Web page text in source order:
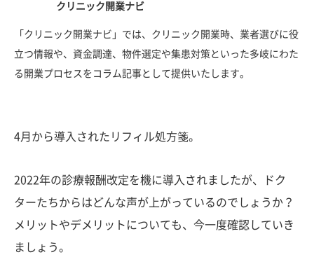
クリニック開業ナビ
「クリニック開業ナビ」では、クリニック開業時、業者選びに役
立つ情報や、資金調達、物件選定や集患対策といった多岐にわた
る開業プロセスをコラム記事として提供いたします。
4月から導入されたリフィル処方箋。
2022年の診療報酬改定を機に導入されましたが、ドク
ターたちからはどんな声が上がっているのでしょうか？
メリットやデメリットについても、今一度確認していき
ましょう。